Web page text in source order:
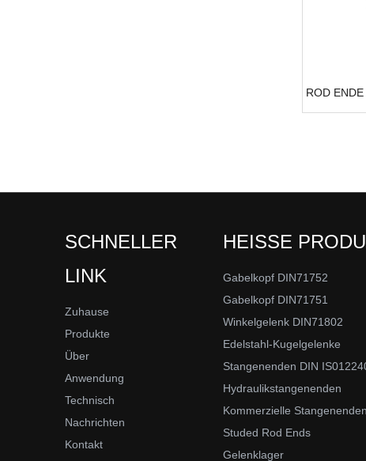
ROD
SCHNELLER
LINK
Zuhause
Produkte
Über
Anwendung
Technisch
Nachrichten
Kontakt
HEISSE
Gabelkopf DIN71752
Gabelkopf DIN71751
Winkelgelenk DIN71802
Edelstahl-Kugelgelenke
Stangenenden DIN
Hydraulikstangenenden
Kommerzielle Stangenenden
Studed Rod Ends
Gelenklager